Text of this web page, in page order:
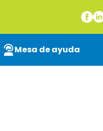
Mesa de ayuda